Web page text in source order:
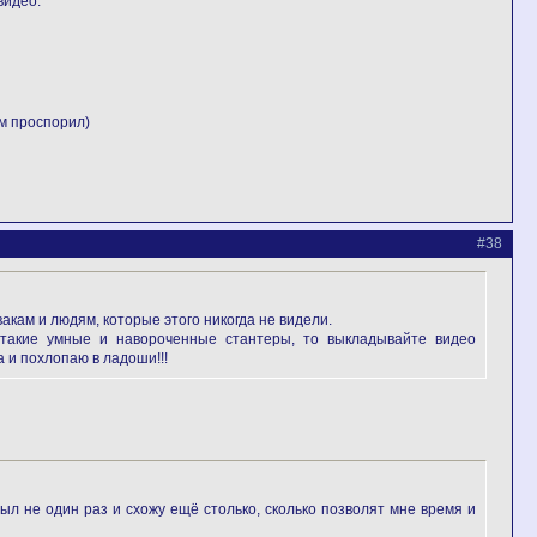
проспорил)
#38
и людям, которые этого никогда не видели.
умные и навороченные стантеры, то выкладывайте видео
и похлопаю в ладоши!!!
не один раз и схожу ещё столько, сколько позволят мне время и